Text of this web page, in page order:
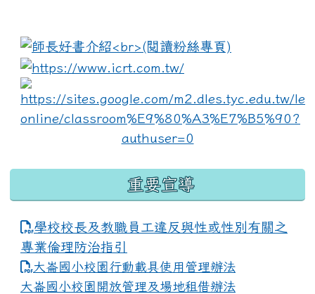
link to https://
重要宣導
學校校長及教職員工違反與性或性別有關之
專業倫理防治指引
大崙國小校園行動載具使用管理辦法
大崙國小校園開放管理及場地租借辦法